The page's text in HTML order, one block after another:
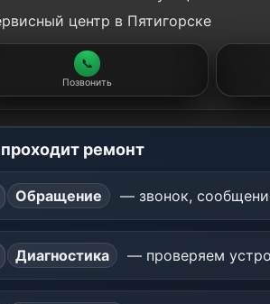
центр в Пятигорске
📞
Позвонить
ремонт
Обращение — звонок,
Диагностика — проверяем